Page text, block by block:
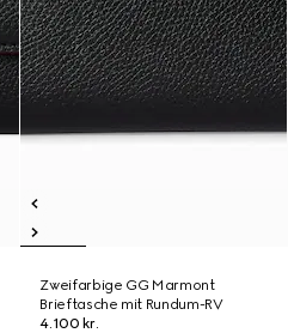
Zweifarbige GG Marmont
Brieftasche mit Rundum-RV
4.100 kr.